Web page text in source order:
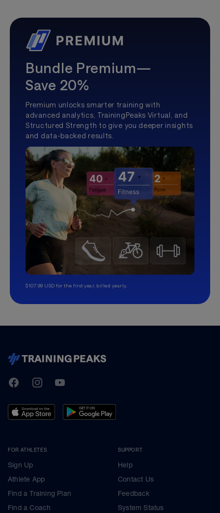
Bundle Premium—
Save 20%
Premium unlocks smarter training with
advanced analytics, TrainingPeaks Virtual, and
Structured Strength to give you deeper insights
and data-backed results.
$107.99 USD for the first year, billed yearly.
TrainingPeaks
FacebookInstagramYoutube
FOR ATHLETES
Sign Up
Athlete App
Find a Training Plan
Find a Coach
SUPPORT
Help
Contact Us
Feedback
System Status